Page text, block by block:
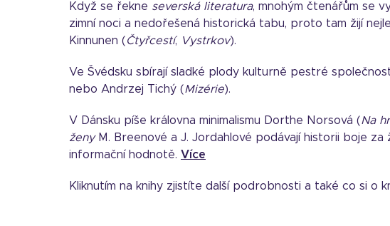
Když se řekne severská literatura, mnohým čtenářům se
zimní noci a nedořešená historická tabu, proto tam žijí
Kinnunen (Čtyřcestí, Vystrkov).
Ve Švédsku sbírají sladké plody kulturně pestré
nebo Andrzej Tichý (Mizérie).
V Dánsku píše královna minimalismu Dorthe Norsová (Na
ženy M. Breenové a J. Jordahlové podávají historii boje
informační hodnotě. Více
Kliknutím na knihy zjistíte další podrobnosti a také co si o